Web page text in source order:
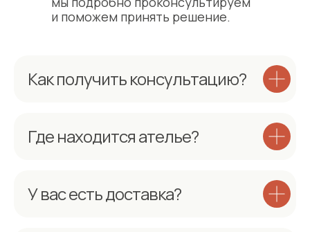
и поможем принять решение.
Как получить консультацию?
Где находится ателье?
У вас есть доставка?